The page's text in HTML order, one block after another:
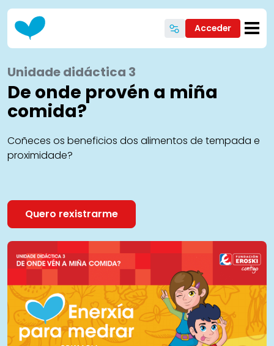
Ir o contido principal
Acceder
Unidade didáctica 3
De onde provén a miña
comida?
Coñeces os beneficios dos alimentos de tempada e
proximidade?
Quero rexistrarme